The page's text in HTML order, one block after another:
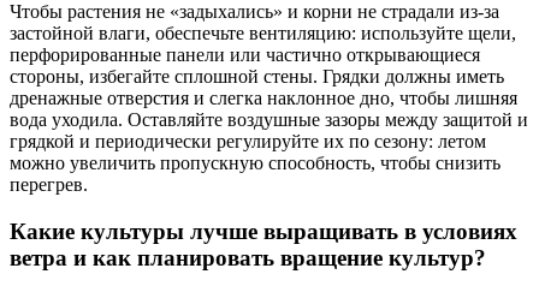
Чтобы растения не «задыхались» и корни не страдали из-за
застойной влаги, обеспечьте вентиляцию: используйте щели,
перфорированные панели или частично открывающиеся
стороны, избегайте сплошной стены. Грядки должны иметь
дренажные отверстия и слегка наклонное дно, чтобы лишняя
вода уходила. Оставляйте воздушные зазоры между защитой и
грядкой и периодически регулируйте их по сезону: летом
можно увеличить пропускную способность, чтобы снизить
перегрев.
Какие культуры лучше выращивать в условиях
ветра и как планировать вращение культур?